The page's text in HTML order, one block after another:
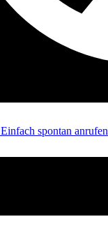
Einfach spontan anrufen